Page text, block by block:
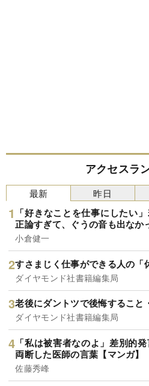
アクセスラ
最新
「好きなことを仕事にしたい
正論すぎて、ぐうの音も出なか
小倉健一
すさまじく仕事ができる人の「
ダイヤモンド社書籍編集局
老後にダントツで後悔すること
ダイヤモンド社書籍編集局
「私は被害者なのよ」差別的
両断した医師の言葉【マンガ】
佐藤秀峰
昨日